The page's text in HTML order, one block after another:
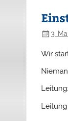
3.
Wir